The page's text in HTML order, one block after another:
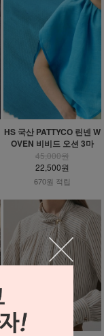
HS 국산 PATTYCO 린넨 W
OVEN 비비드 오션 3마
45,000원
22,500원
670원 적립